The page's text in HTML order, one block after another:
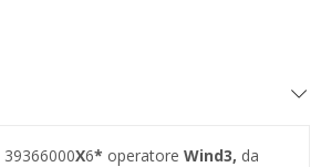
39366000X6* operatore Wind3, da